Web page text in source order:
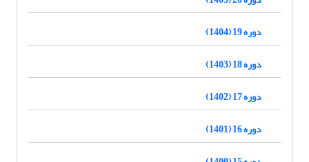
دوره 19 (1404)
دوره 18 (1403)
دوره 17 (1402)
دوره 16 (1401)